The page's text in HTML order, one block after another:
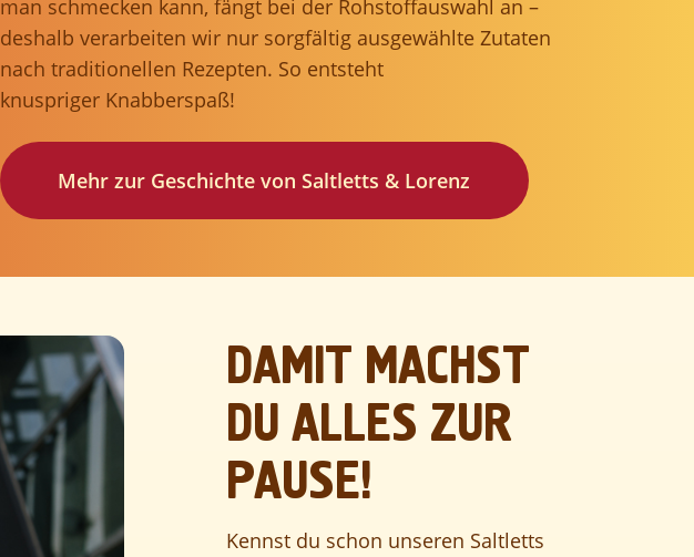
man schmecken kann, fängt bei der Rohstoffauswahl an –
deshalb verarbeiten wir nur sorgfältig ausgewählte Zutaten
nach traditionellen Rezepten. So entsteht
knuspriger Knabberspaß!
Mehr zur Geschichte von Saltletts & Lorenz
DAMIT MACHST
DU ALLES ZUR
PAUSE!
Kennst du schon unseren Saltletts